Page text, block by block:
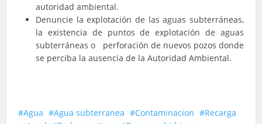
autoridad ambiental.
Denuncie la explotación de las aguas subterráneas,
la existencia de puntos de explotación de aguas
subterráneas o perforación de nuevos pozos donde
se perciba la ausencia de la Autoridad Ambiental.
Agua Agua subterranea Contaminacion
Recarga